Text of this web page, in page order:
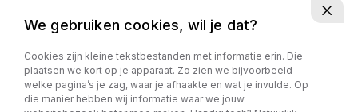
We gebruiken cookies, wil je dat?
Cookies zijn kleine tekstbestanden met informatie erin. Die
plaatsen we kort op je apparaat. Zo zien we bijvoorbeeld
welke pagina’s je zag, waar je afhaakte en wat je invulde. Op
die manier hebben wij informatie waar we jouw